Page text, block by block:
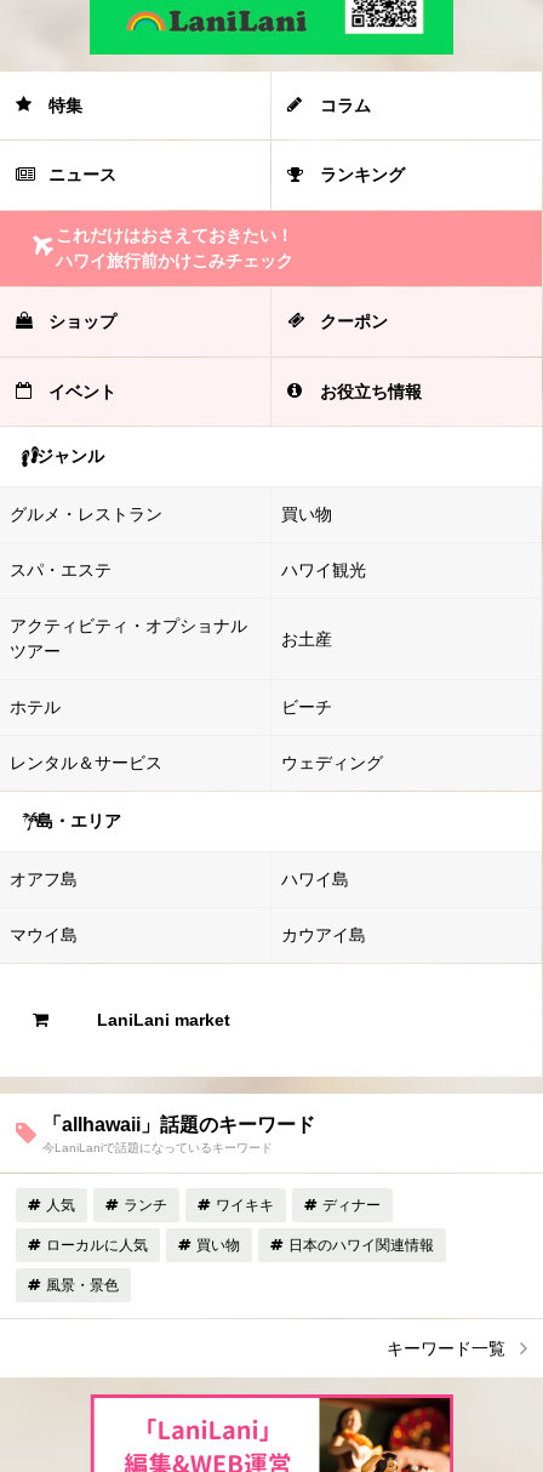
特集 コラム
ニュース ランキング
これだけはおさえておきたい！
ハワイ旅行前かけこみチェック
ショップ クーポン
イベント お役立ち情報
ジャンル
グルメ・レストラン 買い物
スパ・エステ ハワイ観光
アクティビティ・オプショナル
ツアー
お土産
ホテル ビーチ
レンタル＆サービス ウェディング
島・エリア
オアフ島 ハワイ島
マウイ島 カウアイ島
LaniLani market
「allhawaii」話題のキーワード
今LaniLaniで話題になっているキーワード
人気 ランチ ワイキキ ディナー
ローカルに人気 買い物 日本のハワイ関連情報
風景・景色
キーワード一覧